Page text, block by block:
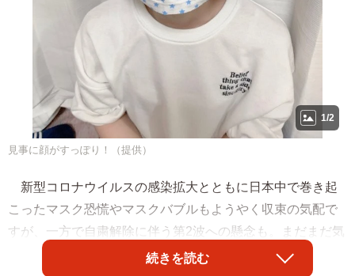
1/2
見事に顔がすっぽり！（提供）
新型コロナウイルスの感染拡大とともに日本中で巻き起
こったマスク恐慌やマスクバブルもようやく収束の気配で
すが、一方で自粛解除に伴う第2波への懸念も。まだまだ気
が抜けない中、学童指導員をしている女性の元に、おばあ
続きを読む